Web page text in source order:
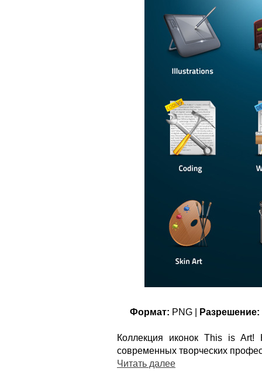
Формат: PNG | Разрешение:
Коллекция иконок This is Art!
современных творческих
Читать далее